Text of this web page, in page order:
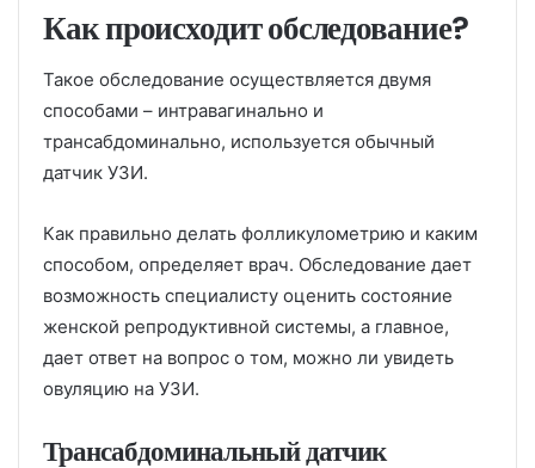
Как происходит обследование?
Такое обследование осуществляется двумя
способами – интравагинально и
трансабдоминально, используется обычный
датчик УЗИ.
Как правильно делать фолликулометрию и каким
способом, определяет врач. Обследование дает
возможность специалисту оценить состояние
женской репродуктивной системы, а главное,
дает ответ на вопрос о том, можно ли увидеть
овуляцию на УЗИ.
Трансабдоминальный датчик